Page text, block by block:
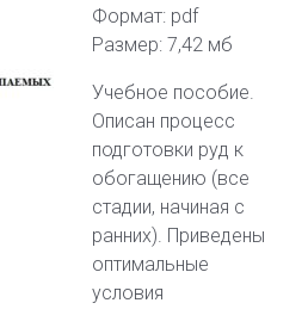
Формат: pdf
Размер: 7,42 мб
Учебное пособие.
Описан процесс
подготовки руд к
обогащению (все
стадии, начиная с
ранних). Приведены
оптимальные
условия